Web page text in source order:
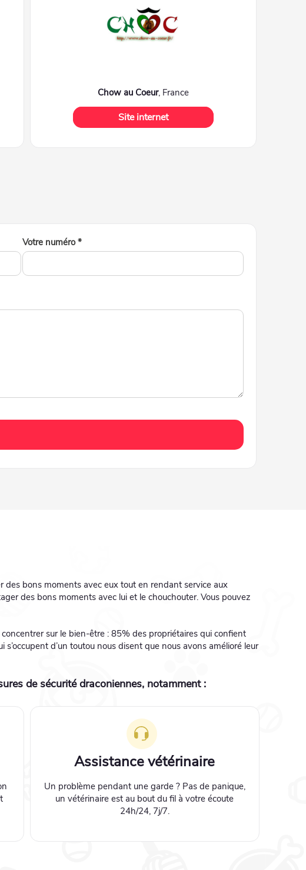
Chow au Coeur, France
Site internet
Votre numéro *
bons moments avec eux tout en rendant service aux
des bons moments avec lui et le chouchouter. Vous pouvez
sur le bien-être : 85% des propriétaires qui confient
d’un toutou nous disent que nous avons amélioré leur
de sécurité draconiennes, notamment :
Assistance vétérinaire
Un problème pendant une garde ? Pas de panique,
un vétérinaire est au bout du fil à votre écoute
24h/24, 7j/7.